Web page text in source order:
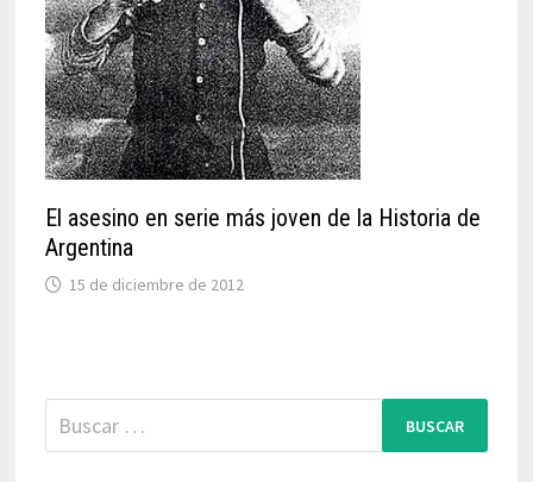
El asesino en serie más joven de la Historia de
Argentina
15 de diciembre de 2012
Buscar: